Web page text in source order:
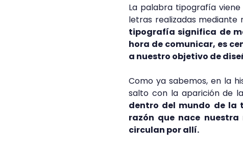
La palabra tipografía
letras realizadas
tipografía significa de
hora de comunicar, es
a nuestro objetivo de
Como ya sabemos, en la
salto con la aparición de
dentro del mundo de la
razón que nace
circulan por allí.